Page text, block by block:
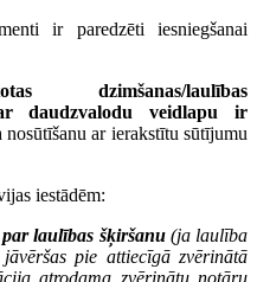
ir paredzēti iesniegšanai
laulības
daudzvalodu veidlapu ir
ar ierakstītu sūtījumu
iestādēm:
laulības šķiršanu (ja laulība
pie attiecīgā zvērinātā
atrodama zvērinātu notāru